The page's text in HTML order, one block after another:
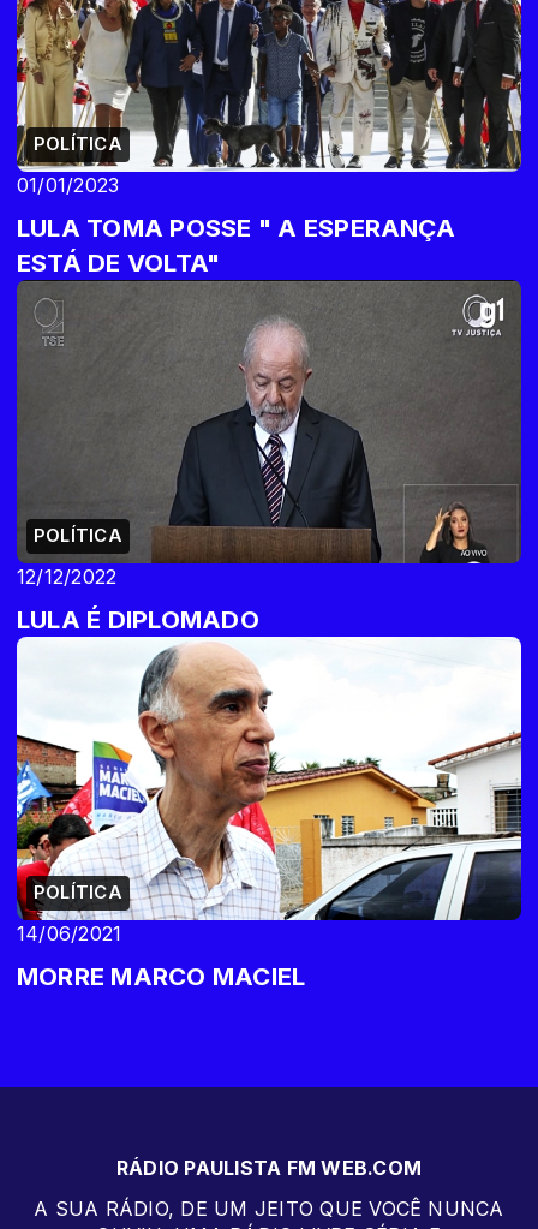
POLÍTICA
01/01/2023
LULA TOMA POSSE " A ESPERANÇA
ESTÁ DE VOLTA"
POLÍTICA
12/12/2022
LULA É DIPLOMADO
POLÍTICA
14/06/2021
MORRE MARCO MACIEL
RÁDIO PAULISTA FM WEB.COM
A SUA RÁDIO, DE UM JEITO QUE VOCÊ NUNCA